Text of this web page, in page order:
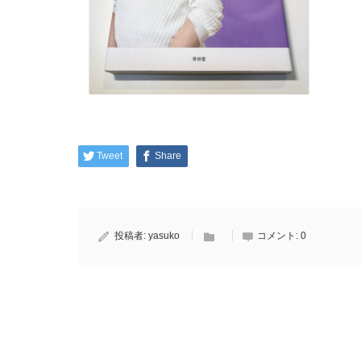
Tweet Share
投稿者: yasuko コメント: 0